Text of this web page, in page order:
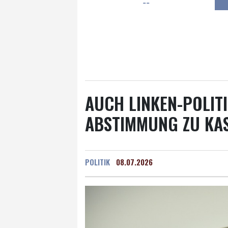
Frankfurt am Main
--
AUCH LINKEN-
ABSTIMMUNG ZU
POLITIK 08.07.2026